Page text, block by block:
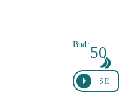
Bud: 50
SE